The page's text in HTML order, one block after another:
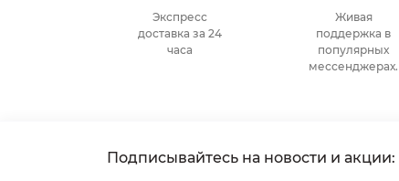
Экспресс
доставка за 24
часа
Живая
поддержка в
популярных
мессенджерах.
Подписывайтесь на новости и акции: